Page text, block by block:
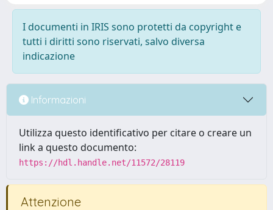
I documenti in IRIS sono protetti da copyright e
tutti i diritti sono riservati, salvo diversa
indicazione
Informazioni
Utilizza questo identificativo per citare o creare un
link a questo documento:
https://hdl.handle.net/11572/28119
Attenzione